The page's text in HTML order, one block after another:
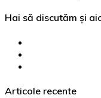
Hai să discutăm și
Articole recente